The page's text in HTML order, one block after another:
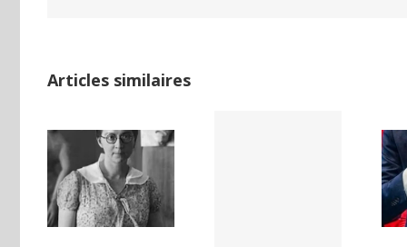
Articles similaires
Netflix Field of
Dreams (1989)